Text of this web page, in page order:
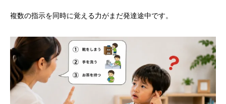
複数の指示を同時に覚える力がまだ発達途中です。